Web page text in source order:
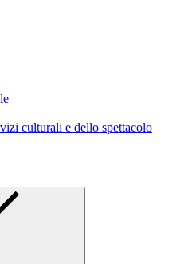
culturali e dello spettacolo